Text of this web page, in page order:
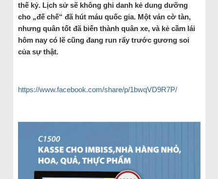
thế kỷ. Lịch sử sẽ không ghi danh kẻ dung dưỡng
cho „đế chế“ đã hút máu quốc gia. Một ván cờ tàn,
nhưng quân tốt đã biến thành quân xe, và kẻ cầm lái
hôm nay có lẽ cũng đang run rẩy trước gương soi
của sự thật.
https://www.facebook.com/share/p/1bwqVD9R7P/